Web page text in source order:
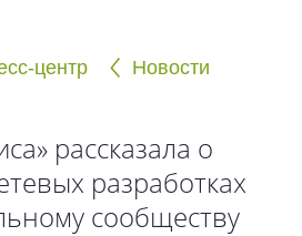
центр Новости
рассказала о
разработках
сообществу